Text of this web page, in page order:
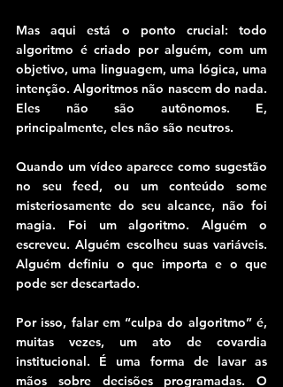
Mas aqui está o ponto crucial: todo
algoritmo é criado por alguém, com um
objetivo, uma linguagem, uma lógica, uma
intenção. Algoritmos não nascem do nada.
Eles não são autônomos. E,
principalmente, eles não são neutros.
Quando um vídeo aparece como sugestão
no seu feed, ou um conteúdo some
misteriosamente do seu alcance, não foi
magia. Foi um algoritmo. Alguém o
escreveu. Alguém escolheu suas variáveis.
Alguém definiu o que importa e o que
pode ser descartado.
Por isso, falar em “culpa do algoritmo” é,
muitas vezes, um ato de covardia
institucional. É uma forma de lavar as
mãos sobre decisões programadas. O